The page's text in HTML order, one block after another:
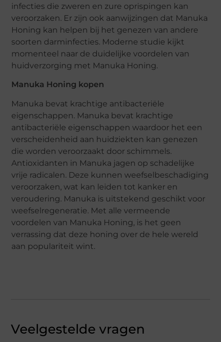
infecties die zweren en zure oprispingen kan
veroorzaken. Er zijn ook aanwijzingen dat Manuka
Honing kan helpen bij het genezen van andere
soorten darminfecties. Moderne studie kijkt
momenteel naar de duidelijke voordelen van
huidverzorging met Manuka Honing.
Manuka Honing kopen
Manuka bevat krachtige antibacteriële
eigenschappen. Manuka bevat krachtige
antibacteriële eigenschappen waardoor het een
verscheidenheid aan huidziekten kan genezen
die worden veroorzaakt door schimmels.
Antioxidanten in Manuka jagen op schadelijke
vrije radicalen. Deze kunnen weefselbeschadiging
veroorzaken, wat kan leiden tot kanker en
veroudering. Manuka is uitstekend geschikt voor
weefselregeneratie. Met alle vermeende
voordelen van Manuka Honing, is het geen
verrassing dat deze honing over de hele wereld
aan populariteit wint.
Veelgestelde vragen